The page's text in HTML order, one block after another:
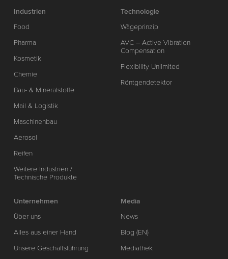
Industrien
Food
Pharma
Kosmetik
Chemie
Bau- & Mineralstoffe
Mail & Logistik
Maschinenbau
Aerosol
Reifen
Weitere Industrien /
Technische Produkte
Technologie
Wägeprinzip
AVC – Active Vibration
Compensation
Flexibility Unlimited
Röntgendetektor
Unternehmen
Über uns
Alles aus einer Hand
Unsere Geschäftsführung
Media
News
Blog (EN)
Mediathek